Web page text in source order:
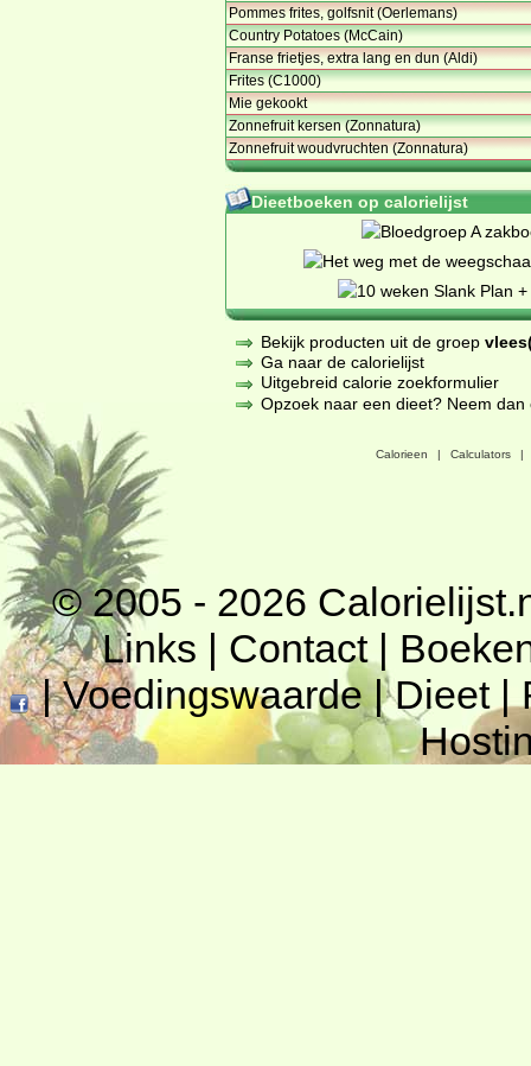
Pommes frites, golfsnit (Oerlemans)
Country Potatoes (McCain)
Franse frietjes, extra lang en dun (Aldi)
Frites (C1000)
Mie gekookt
Zonnefruit kersen (Zonnatura)
Zonnefruit woudvruchten (Zonnatura)
Dieetboeken op calorielijst
Bekijk producten uit de groep
Ga naar de calorielijst
Uitgebreid calorie zoekformulier
Opzoek naar een dieet? Neem
Calorieen | Calculators |
© 2005 - 2026
Links | Contact|
|Voedingswaarde|Dieet|